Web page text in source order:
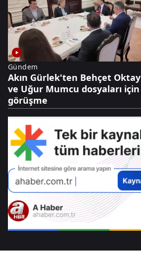
Gündem
Akın Gürlek'ten Behçet Oktay
ve Uğur Mumcu dosyaları için
görüşme